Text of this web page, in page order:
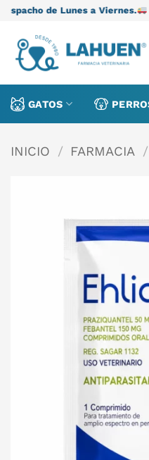
Saltar
contenido
a Viernes. ¡LLEGAMOS A
GATOS
INICIO / FARMACIA /